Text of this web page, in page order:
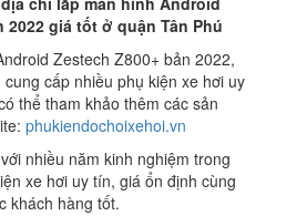
2022 giá tốt ở quận Tân Phú
Zestech Z800+ bản 2022,
cấp nhiều phụ kiện xe hơi uy
thể tham khảo thêm các sản
phukiendochoixehoi.vn
nhiều năm kinh nghiệm trong
xe hơi uy tín, giá ổn định cùng
khách hàng tốt.